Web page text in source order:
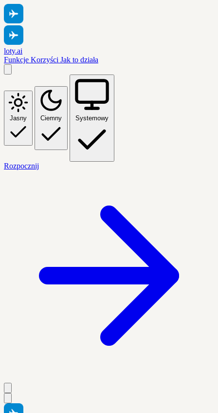
loty.ai
Funkcje Korzyści Jak to działa
Jasny Ciemny Systemowy
Rozpocznij